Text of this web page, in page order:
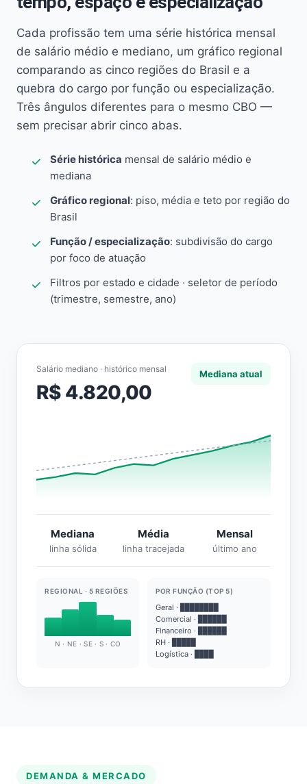
Cada profissão tem uma série histórica mensal
de salário médio e mediano, um gráfico regional
comparando as cinco regiões do Brasil e a
quebra do cargo por função ou especialização.
Três ângulos diferentes para o mesmo CBO —
sem precisar abrir cinco abas.
Série histórica mensal de salário médio e
mediana
Gráfico regional: piso, média e teto por região do
Brasil
Função / especialização: subdivisão do cargo
por foco de atuação
Filtros por estado e cidade · seletor de período
(trimestre, semestre, ano)
Salário mediano · histórico mensal
R$ 4.820,00
Mediana atual
Mediana
linha sólida
Média
linha tracejada
Mensal
último ano
REGIONAL · 5 REGIÕES
N · NE · SE · S · CO
POR FUNÇÃO (TOP 5)
Geral · ████████
Comercial · ██████
Financeiro · ██████
RH · █████
Logística · ████
DEMANDA & MERCADO